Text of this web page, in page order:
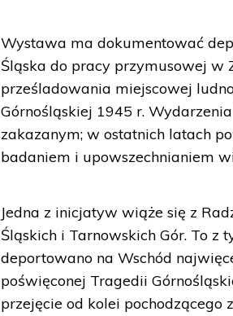
Wystawa ma dokumentować
Śląska do pracy przymusowej w
prześladowania miejscowej
Górnośląskiej 1945 r.
zakazanym; w ostatnich latach
badaniem i upowszechnianiem
Jedna z inicjatyw wiąże się z
Śląskich i Tarnowskich Gór. To z
deportowano na Wschód
poświęconej Tragedii
przejęcie od kolei